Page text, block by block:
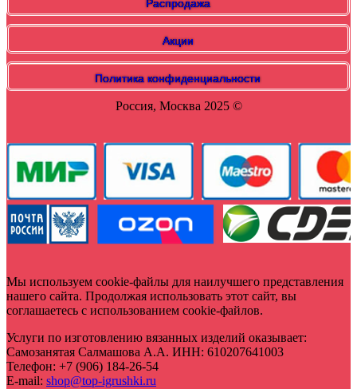
Распродажа
Акции
Политика конфиденциальности
Россия, Москва 2025 ©
Мы используем cookie-файлы для наилучшего представления
нашего сайта. Продолжая использовать этот сайт, вы
соглашаетесь с использованием cookie-файлов.
Услуги по изготовлению вязанных изделий оказывает:
Самозанятая Салмашова А.А. ИНН: 610207641003
Телефон: +7 (906) 184-26-54
E-mail: shop@top-igrushki.ru